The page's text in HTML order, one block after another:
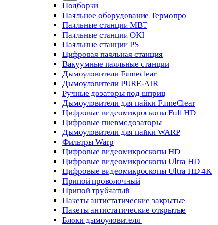
Подборки
Паяльное оборудование Термопро
Паяльные станции MBT
Паяльные станции OKI
Паяльные станции PS
Цифровая паяльная станция
Вакуумные паяльные станции
Дымоуловители Fumeclear
Дымоуловители PURE-AIR
Ручные дозаторы под шприц
Дымоуловители для пайки FumeClear
Цифровые видеомикроскопы Full HD
Цифровые пневмодозаторы
Дымоуловители для пайки WARP
Фильтры Warp
Цифровые видеомикроскопы HD
Цифровые видеомикроскопы Ultra HD
Цифровые видеомикроскопы Ultra HD 4K
Припой проволочный
Припой трубчатый
Пакеты антистатические закрытые
Пакеты антистатические открытые
Блоки дымоуловителя